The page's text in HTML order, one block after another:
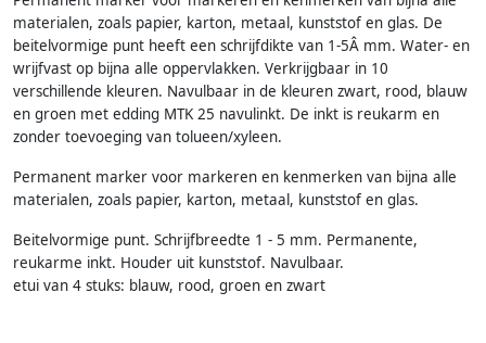
materialen, zoals papier, karton, metaal, kunststof en glas. De
beitelvormige punt heeft een schrijfdikte van 1-5Â mm. Water- en
wrijfvast op bijna alle oppervlakken. Verkrijgbaar in 10
verschillende kleuren. Navulbaar in de kleuren zwart, rood, blauw
en groen met edding MTK 25 navulinkt. De inkt is reukarm en
zonder toevoeging van tolueen/xyleen.
Permanent marker voor markeren en kenmerken van bijna alle
materialen, zoals papier, karton, metaal, kunststof en glas.
Beitelvormige punt. Schrijfbreedte 1 - 5 mm. Permanente,
reukarme inkt. Houder uit kunststof. Navulbaar.
etui van 4 stuks: blauw, rood, groen en zwart